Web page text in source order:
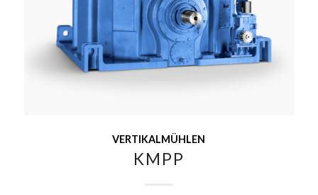
VERTIKALMÜHLEN
KMPP